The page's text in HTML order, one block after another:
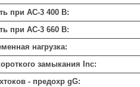
при AC-3 400 В:
при AC-3 660 В:
нагрузка:
замыкания Inc:
- предохр gG: